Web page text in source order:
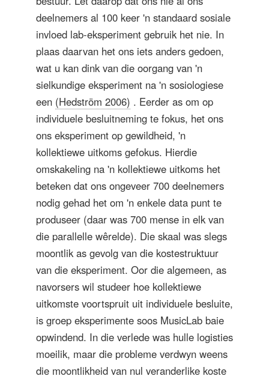
deelnemers al 100 keer 'n standaard sosiale
invloed lab-eksperiment gebruik het nie. In
plaas daarvan het ons iets anders gedoen,
wat u kan dink van die oorgang van 'n
sielkundige eksperiment na 'n sosiologiese
een (Hedström 2006) . Eerder as om op
individuele besluitneming te fokus, het ons
ons eksperiment op gewildheid, 'n
kollektiewe uitkoms gefokus. Hierdie
omskakeling na 'n kollektiewe uitkoms het
beteken dat ons ongeveer 700 deelnemers
nodig gehad het om 'n enkele data punt te
produseer (daar was 700 mense in elk van
die parallelle wêrelde). Die skaal was slegs
moontlik as gevolg van die kostestruktuur
van die eksperiment. Oor die algemeen, as
navorsers wil studeer hoe kollektiewe
uitkomste voortspruit uit individuele besluite,
is groep eksperimente soos MusicLab baie
opwindend. In die verlede was hulle logisties
moeilik, maar die probleme verdwyn weens
die moontlikheid van nul veranderlike koste